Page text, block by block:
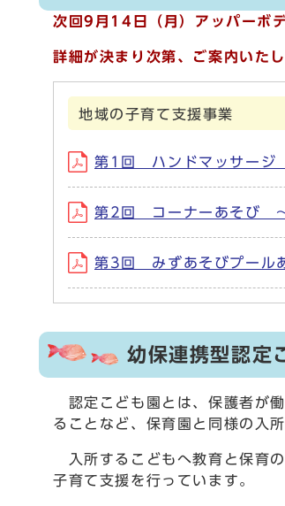
次回9月14日（月）アッパーボ
詳細が決まり次第、ご案内いたし
地域の子育て支援事業
第1回 ハンドマッサージ
第2回 コーナーあそび ～
第3回 みずあそびプール
幼保連携型認定
認定こども園とは、保護者が
ることなど、保育園と同様の入
入所するこどもへ教育と保育
子育て支援を行っています。